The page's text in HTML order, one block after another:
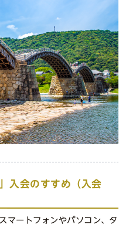
入会のすすめ（入会
マートフォンやパソコン、タ